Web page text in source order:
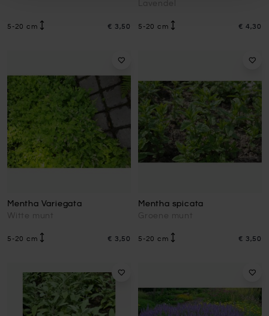
5-20 cm € 3,50
Lavendel
5-20 cm € 4,30
Mentha Variegata
Witte munt
5-20 cm € 3,50
Mentha spicata
Groene munt
5-20 cm € 3,50